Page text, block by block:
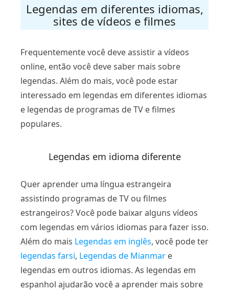
Legendas em diferentes idiomas,
sites de vídeos e filmes
Frequentemente você deve assistir a vídeos
online, então você deve saber mais sobre
legendas. Além do mais, você pode estar
interessado em legendas em diferentes idiomas
e legendas de programas de TV e filmes
populares.
Legendas em idioma diferente
Quer aprender uma língua estrangeira
assistindo programas de TV ou filmes
estrangeiros? Você pode baixar alguns vídeos
com legendas em vários idiomas para fazer isso.
Além do mais Legendas em inglês, você pode ter
legendas farsi, Legendas de Mianmar e
legendas em outros idiomas. As legendas em
espanhol ajudarão você a aprender mais sobre